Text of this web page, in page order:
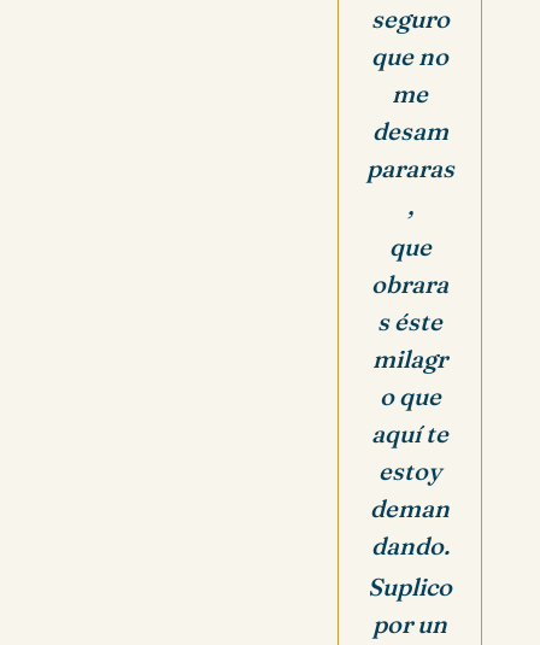
seguro
que no
me
desam
pararas
,
que
obrara
s éste
milagr
o que
aquí te
estoy
deman
dando.
Suplico
por un